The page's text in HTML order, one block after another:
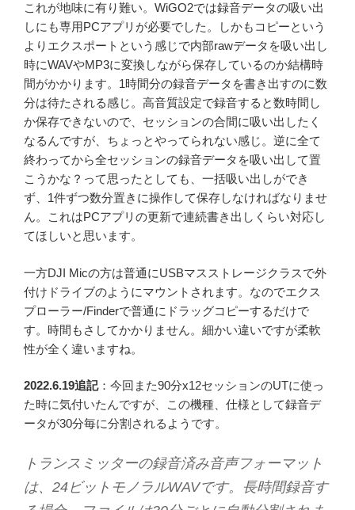
これが地味に有り難い。WiGO2では録音データの吸い出
しにも専用PCアプリが必要でした。しかもコピーという
よりエクスポートという感じで内部rawデータを吸い出し
時にWAVやMP3に変換しながら保存しているのか結構時
間がかかります。1時間分の録音データを書き出すのに数
分は待たされる感じ。高音質設定で録音すると数時間し
か保存できないので、セッションの合間に吸い出したく
なるんですが、ちょっとやってられない感じ。逆に全て
終わってから全セッションの録音データを吸い出して置
こうかな？って思ったとしても、一括吸い出しができ
ず、1件ずつ数分置きに操作して保存しなければなりませ
ん。これはPCアプリの更新で連続書き出しくらい対応し
てほしいと思います。
一方DJI Micの方は普通にUSBマスストレージクラスで外
付けドライブのようにマウントされます。なのでエクス
プローラー/Finderで普通にドラッグコピーするだけで
す。時間もさしてかかりません。細かい違いですが柔軟
性が全く違いますね。
2022.6.19追記：今回また90分x12セッションのUTに使っ
た時に気付いたんですが、この機種、仕様として録音デ
ータが30分毎に分割されるようです。
トランスミッターの録音済み音声フォーマット
は、24ビットモノラルWAVです。長時間録音す